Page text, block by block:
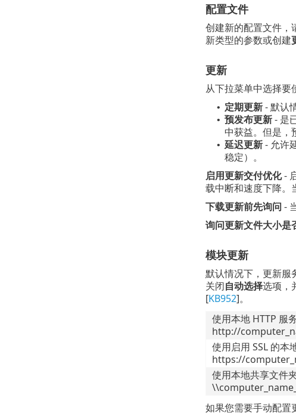
配置文件
创建新的配置文件，
新类型的参数或创建
更新
从下拉菜单中选择要
• 定期更新- 默认
• 预发布更新- 是
中获益。但是，
• 延迟更新- 允许
稳定）。
启用更新交付优化-
载中断和速度下降。
下载更新前先询问 -
询问更新文件大小是
模块更新
默认情况下，更新服
关闭自动选择选项，
[KB952]。
使用本地 HTTP 服
http://
使用启用 SSL 的本
https://
使用本地共享文件
如果您需要手动配置